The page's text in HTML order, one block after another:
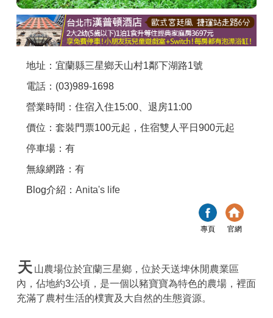
APP下載
地址：宜蘭縣三星鄉天山村1鄰下湖路1號
電話：(03)989-1698
營業時間：住宿入住15:00、退房11:00
價位：套裝門票100元起，住宿雙人平日900元起
停車場：有
無線網路：有
Blog介紹： Anita's life
專頁 官網
天 山農場位於宜蘭三星鄉，位於天送埤休閒農業區
內，佔地約3公頃，是一個以豬寶寶為特色的農場，裡面
充滿了農村生活的樸實及大自然的生態資源。